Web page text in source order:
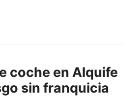
coche en Alquife
sin franquicia